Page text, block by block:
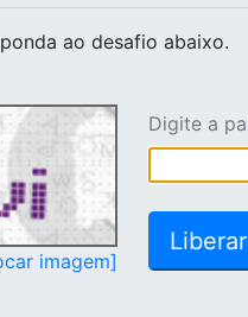
ao desafio abaixo.
imagem]
Digite a